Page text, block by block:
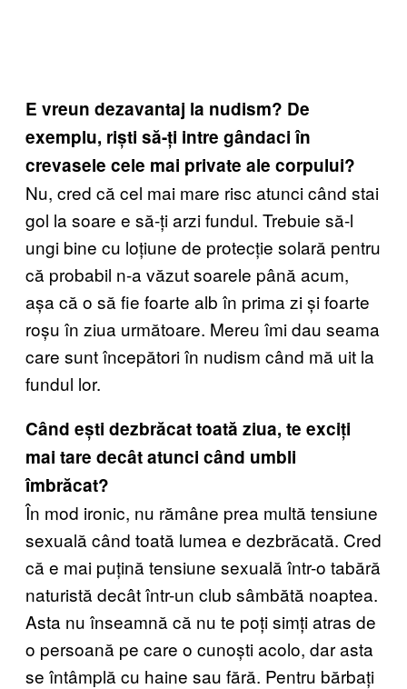
E vreun dezavantaj la nudism? De
exemplu, riști să-ți intre gândaci în
crevasele cele mai private ale corpului?
Nu, cred că cel mai mare risc atunci când stai
gol la soare e să-ți arzi fundul. Trebuie să-l
ungi bine cu loțiune de protecție solară pentru
că probabil n-a văzut soarele până acum,
așa că o să fie foarte alb în prima zi și foarte
roșu în ziua următoare. Mereu îmi dau seama
care sunt începători în nudism când mă uit la
fundul lor.
Când ești dezbrăcat toată ziua, te exciți
mai tare decât atunci când umbli
îmbrăcat?
În mod ironic, nu rămâne prea multă tensiune
sexuală când toată lumea e dezbrăcată. Cred
că e mai puțină tensiune sexuală într-o tabără
naturistă decât într-un club sâmbătă noaptea.
Asta nu înseamnă că nu te poți simți atras de
o persoană pe care o cunoști acolo, dar asta
se întâmplă cu haine sau fără. Pentru bărbați